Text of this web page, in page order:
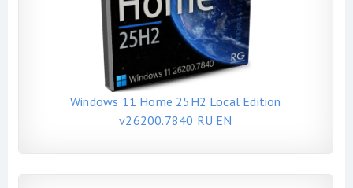
Windows 11 Home 25H2 Local Edition
v26200.7840 RU EN